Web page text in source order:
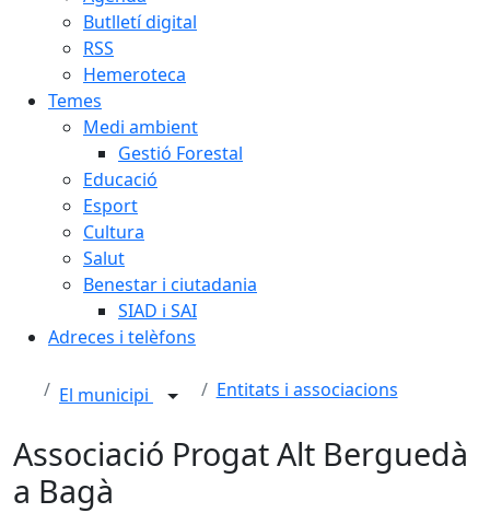
Butlletí digital
RSS
Hemeroteca
Temes
Medi ambient
Gestió Forestal
Educació
Esport
Cultura
Salut
Benestar i ciutadania
SIAD i SAI
Adreces i telèfons
El municipi Entitats i associacions
Associació Progat Alt Berguedà
a Bagà